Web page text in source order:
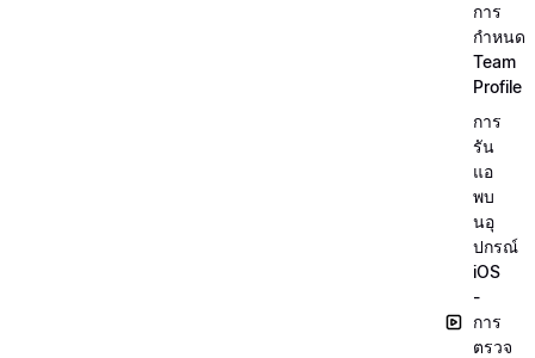
การ
กำหนด
Team
Profile
การ
รัน
แอ
พบ
นอุ
ปกรณ์
iOS
-
การ
ตรวจ